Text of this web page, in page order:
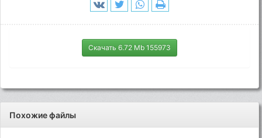
Скачать 6.72 Mb 155973
Похожие файлы